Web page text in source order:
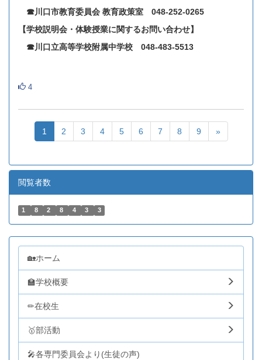
☎川口市教育委員会 教育政策室 048‐252‐0265
【学校説明会・体験授業に関するお問い合わせ】
☎川口立高等学校附属中学校 048‐483‐5513
4
1 2 3 4 5 6 7 8 9 »
閲覧者数
1 8 2 8 4 3 3
🏡ホーム
🏫学校概要
✏在校生
🥇部活動
🎤各専門委員会より(生徒の声)